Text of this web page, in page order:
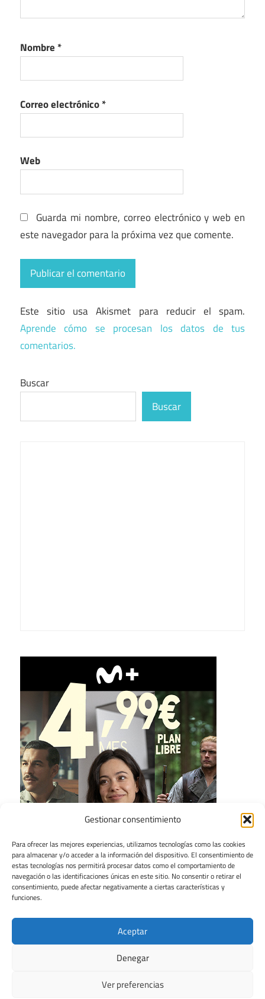
Gestionar consentimiento
Para ofrecer las mejores experiencias, utilizamos tecnologías como las cookies
para almacenar y/o acceder a la información del dispositivo. El consentimiento de
estas tecnologías nos permitirá procesar datos como el comportamiento de
navegación o las identificaciones únicas en este sitio. No consentir o retirar el
consentimiento, puede afectar negativamente a ciertas características y
funciones.
Aceptar
Denegar
Ver preferencias
Nombre *
Correo electrónico*
Web
Guarda mi nombre, correo electrónico y web en
este navegador para la próxima vez que comente.
Este sitio usa Akismet para reducir el spam.
Aprende cómo se procesan los datos de tus
comentarios.
Buscar
Buscar